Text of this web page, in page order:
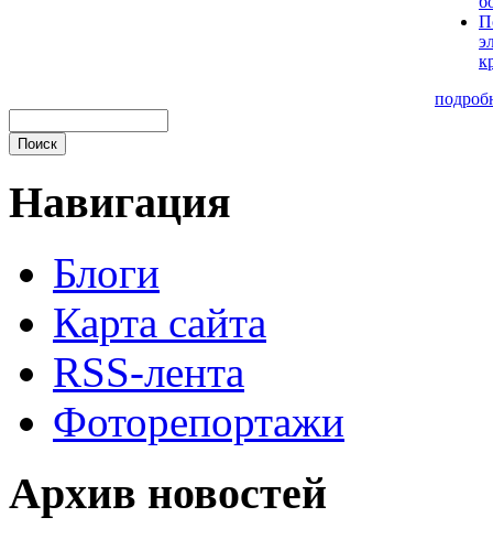
Навигация
Блоги
Карта сайта
RSS-лента
Фоторепортажи
Архив новостей